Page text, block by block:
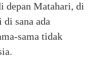
depan Matahari, di
di sana ada
sama tidak